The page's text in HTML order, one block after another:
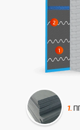
1.